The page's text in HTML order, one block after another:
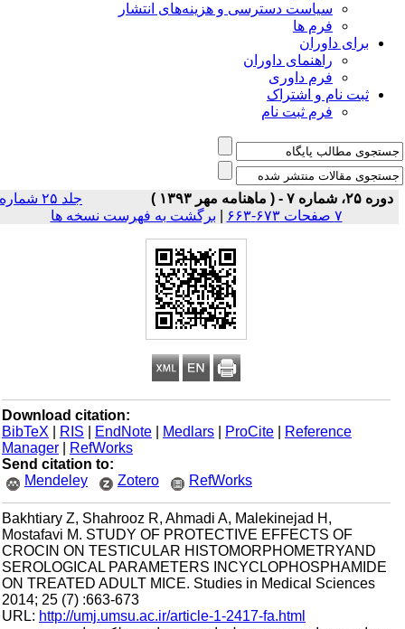
سیاست دسترسی و هزینه‌های انتشار
فرم ها
برای داوران
راهنمای داوران
فرم داوری
ثبت نام و اشتراک
فرم ثبت نام
دوره ۲۵، شماره ۷ - ( ماهنامه مهر ۱۳۹۳ )
جلد ۲۵ شماره
| برگشت به فهرست نسخه ها
Download citation:
BibTeX
| RIS |EndNote |Medlars |ProCite |Reference
Manager
|RefWorks
Send citation to:
Mendeley
Zotero RefWorks
Bakhtiary Z, Shahrooz R, Ahmadi A, Malekinejad H,
Mostafavi M. STUDY OF PROTECTIVE EFFECTS OF
CROCIN ON TESTICULAR HISTOMORPHOMETRYAND
SEROLOGICAL PARAMETERS INCYCLOPHOSPHAMIDE
ON TREATED ADULT MICE. Studies in Medical Sciences
2014; 25 (7) :663-673
URL:http://umj.umsu.ac.ir/article-1-2417-fa.html